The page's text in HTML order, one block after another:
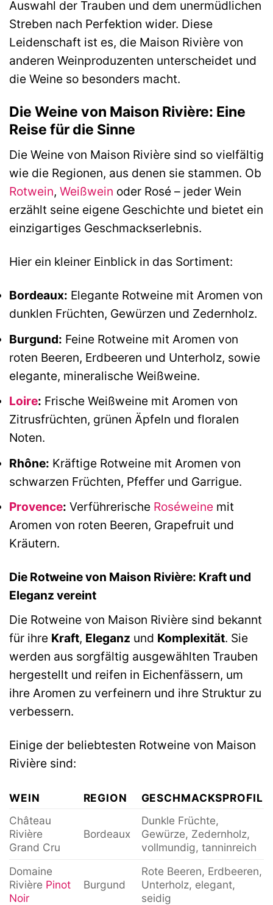
Auswahl der Trauben und dem unermüdlichen
Streben nach Perfektion wider. Diese
Leidenschaft ist es, die Maison Rivière von
anderen Weinproduzenten unterscheidet und
die Weine so besonders macht.
Die Weine von Maison Rivière: Eine
Reise für die Sinne
Die Weine von Maison Rivière sind so vielfältig
wie die Regionen, aus denen sie stammen. Ob
Rotwein, Weißwein oder Rosé – jeder Wein
erzählt seine eigene Geschichte und bietet ein
einzigartiges Geschmackserlebnis.
Hier ein kleiner Einblick in das Sortiment:
Bordeaux: Elegante Rotweine mit Aromen von
dunklen Früchten, Gewürzen und Zedernholz.
Burgund: Feine Rotweine mit Aromen von
roten Beeren, Erdbeeren und Unterholz, sowie
elegante, mineralische Weißweine.
Loire: Frische Weißweine mit Aromen von
Zitrusfrüchten, grünen Äpfeln und floralen
Noten.
Rhône: Kräftige Rotweine mit Aromen von
schwarzen Früchten, Pfeffer und Garrigue.
Provence: Verführerische Roséweine mit
Aromen von roten Beeren, Grapefruit und
Kräutern.
Die Rotweine von Maison Rivière: Kraft und
Eleganz vereint
Die Rotweine von Maison Rivière sind bekannt
für ihre Kraft, Eleganz und Komplexität. Sie
werden aus sorgfältig ausgewählten Trauben
hergestellt und reifen in Eichenfässern, um
ihre Aromen zu verfeinern und ihre Struktur zu
verbessern.
Einige der beliebtesten Rotweine von Maison
Rivière sind:
WEIN REGION
GESCHMACKSPROFIL
Château
Rivière
Grand Cru
Bordeaux
Dunkle Früchte,
Gewürze, Zedernholz,
vollmundig, tanninreich
Domaine
Rivière Pinot
Noir
Burgund
Rote Beeren, Erdbeeren,
Unterholz, elegant,
seidig